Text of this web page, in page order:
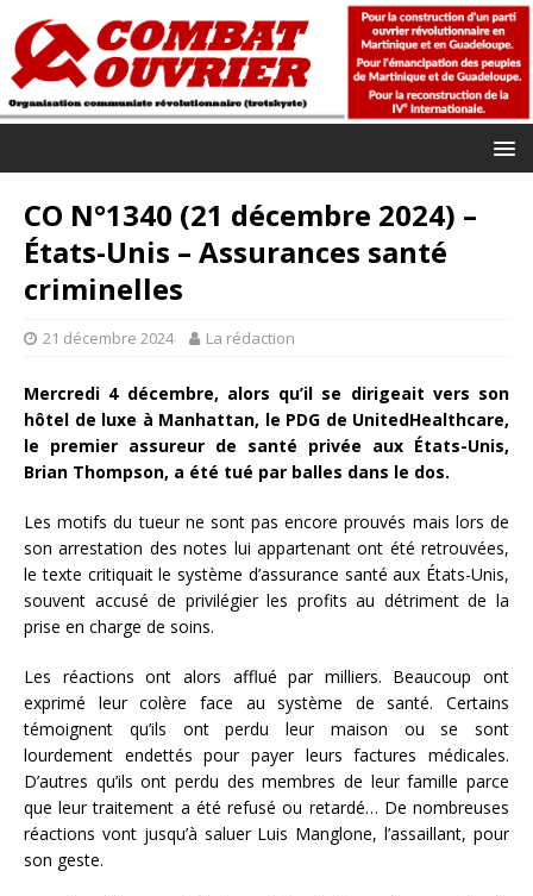
CO N°1340 (21 décembre 2024) –
États-Unis – Assurances santé
criminelles
21 décembre 2024 La rédaction
Mercredi 4 décembre, alors qu’il se dirigeait vers son
hôtel de luxe à Manhattan, le PDG de UnitedHealthcare,
le premier assureur de santé privée aux États-Unis,
Brian Thompson, a été tué par balles dans le dos.
Les motifs du tueur ne sont pas encore prouvés mais lors de
son arrestation des notes lui appartenant ont été retrouvées,
le texte critiquait le système d’assurance santé aux États-Unis,
souvent accusé de privilégier les profits au détriment de la
prise en charge de soins.
Les réactions ont alors afflué par milliers. Beaucoup ont
exprimé leur colère face au système de santé. Certains
témoignent qu’ils ont perdu leur maison ou se sont
lourdement endettés pour payer leurs factures médicales.
D’autres qu’ils ont perdu des membres de leur famille parce
que leur traitement a été refusé ou retardé… De nombreuses
réactions vont jusqu’à saluer Luis Manglone, l’assaillant, pour
son geste.